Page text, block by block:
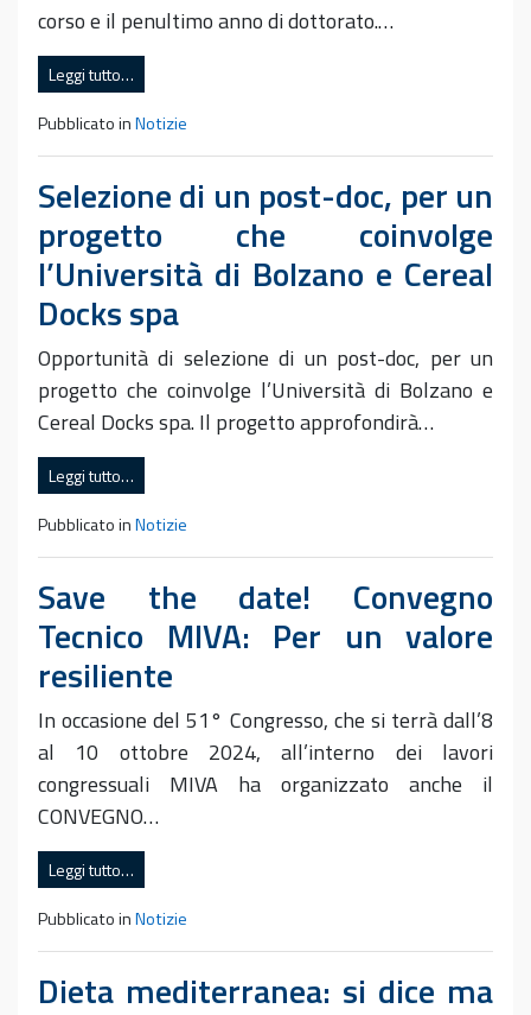
corso e il penultimo anno di dottorato.…
Leggi tutto…
Pubblicato inNotizie
Selezione di un post-doc, per un
progetto che coinvolge
l’Università di Bolzano e Cereal
Docks spa
Opportunità di selezione di un post-doc, per un
progetto che coinvolge l’Università di Bolzano e
Cereal Docks spa. Il progetto approfondirà…
Leggi tutto…
Pubblicato inNotizie
Save the date! Convegno
Tecnico MIVA: Per un valore
resiliente
In occasione del 51° Congresso, che si terrà dall’8
al 10 ottobre 2024, all’interno dei lavori
congressuali MIVA ha organizzato anche il
CONVEGNO…
Leggi tutto…
Pubblicato inNotizie
Dieta mediterranea: si dice ma